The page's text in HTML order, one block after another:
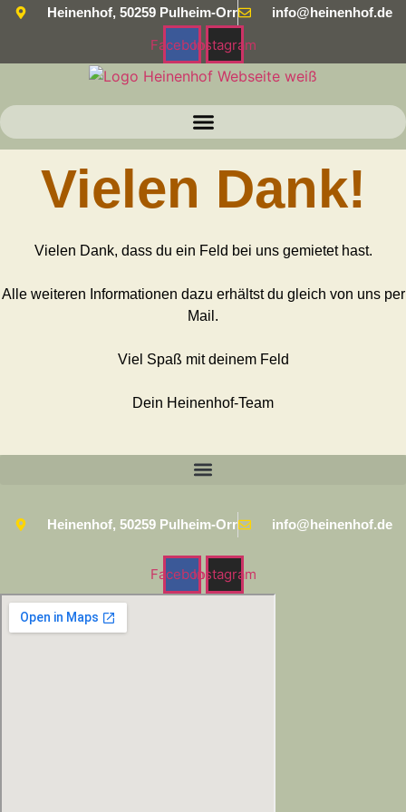
Zum
Heinenhof, 50259 Pulheim-Orr info@heinenhof.de
FacebookInstagram
Vielen Dank!
Vielen Dank, dass du ein Feld bei uns gemietet hast.
Alle weiteren Informationen dazu erhältst du gleich von uns per
Mail.
Viel Spaß mit deinem Feld
Dein Heinenhof-Team
Heinenhof, 50259 Pulheim-Orr info@heinenhof.de
FacebookInstagram